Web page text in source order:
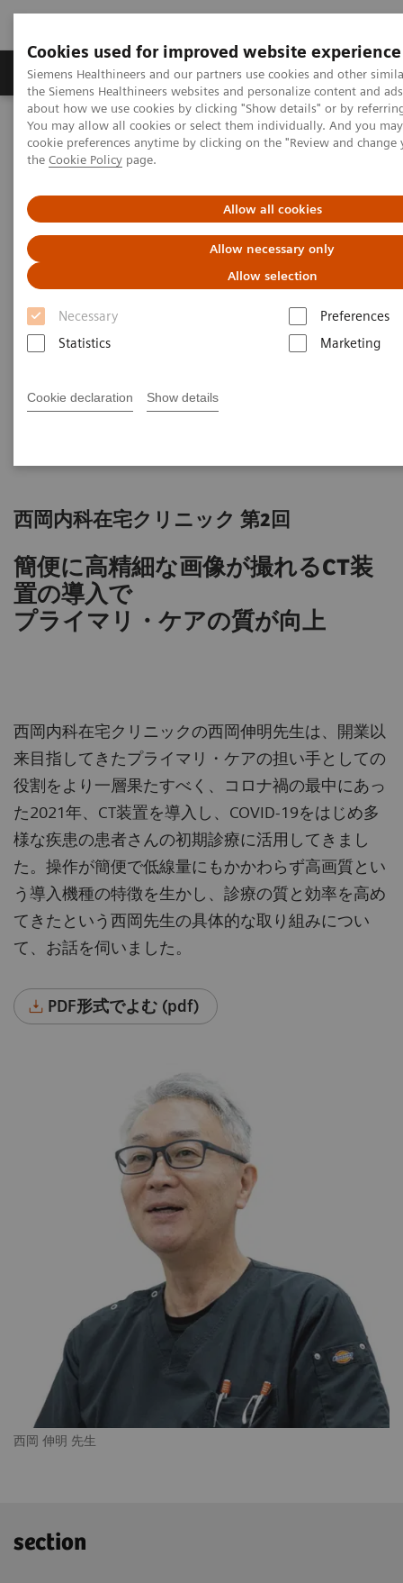
Cookies used for improved website experience
Siemens Healthineers and our partners use cookies and other
the Siemens Healthineers websites and personalize content and
about how we use cookies by clicking "Show details" or by
You may allow all cookies or select them individually. And you
cookie preferences anytime by clicking on the "Review and
the Cookie Policy page.
Allow all cookies
Allow necessary only
Allow selection
Necessary
Preferences
Statistics
Marketing
Cookie declaration Show details
製品＆サービス サポート情報 Insights
ホーム
製品＆サービス
診療所・地域密着型病院のためのソリューション
地域医療お役立ちコンテンツ
質が向上
西岡内科在宅クリニック 第2回
簡便に高精細な画像が撮れるCT装
置の導入で
プライマリ・ケアの質が向上
西岡 伸明 先生
西岡内科在宅クリニックの西岡伸明先生は、開業以
来目指してきたプライマリ・ケアの担い手としての
役割をより一層果たすべく、コロナ禍の最中にあっ
た2021年、CT装置を導入し、COVID-19をはじめ多
様な疾患の患者さんの初期診療に活用してきまし
た。操作が簡便で低線量にもかかわらず高画質とい
う導入機種の特徴を生かし、診療の質と効率を高め
てきたという西岡先生の具体的な取り組みについ
て、お話を伺いました。
PDF形式でよむ (pdf)
section